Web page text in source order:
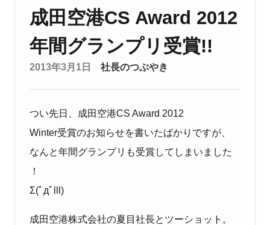
成田空港CS Award 2012
年間グランプリ受賞!!
2013年3月1日 社長のつぶやき
つい先日、成田空港CS Award 2012
Winter受賞のお知らせを書いたばかりですが、
なんと年間グランプリも受賞してしまいました
！
Σ(ﾟдﾟlll)
成田空港株式会社の夏目社長とツーショット。